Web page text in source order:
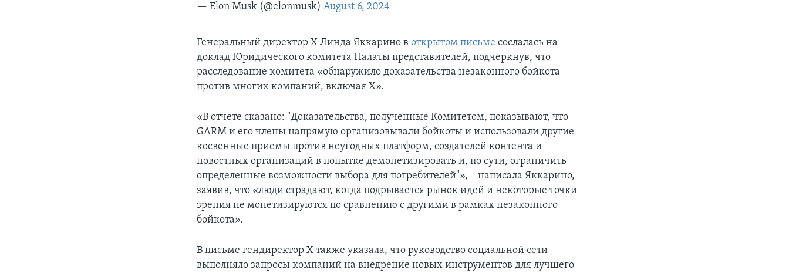
— Elon Musk (@elonmusk)August 6, 2024
Генеральный директор X Линда Яккарино воткрытом письме сослалась на
доклад Юридического комитета Палаты представителей, подчеркнув, что
расследование комитета «обнаружило доказательства незаконного бойкота
против многих компаний, включая X».
«В отчете сказано: "Доказательства, полученные Комитетом, показывают, что
GARM и его члены напрямую организовывали бойкоты и использовали другие
косвенные приемы против неугодных платформ, создателей контента и
новостных организаций в попытке демонетизировать и, по сути, ограничить
определенные возможности выбора для потребителей"», – написала Яккарино,
заявив, что «люди страдают, когда подрывается рынок идей и некоторые точки
зрения не монетизируются по сравнению с другими в рамках незаконного
бойкота».
В письме гендиректор X также указала, что руководство социальной сети
выполняло запросы компаний на внедрение новых инструментов для лучшего